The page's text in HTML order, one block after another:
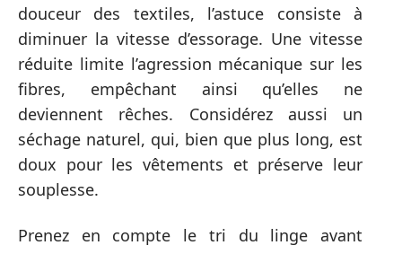
douceur des textiles, l’astuce consiste à
diminuer la vitesse d’essorage. Une vitesse
réduite limite l’agression mécanique sur les
fibres, empêchant ainsi qu’elles ne
deviennent rêches. Considérez aussi un
séchage naturel, qui, bien que plus long, est
doux pour les vêtements et préserve leur
souplesse.
Prenez en compte le tri du linge avant